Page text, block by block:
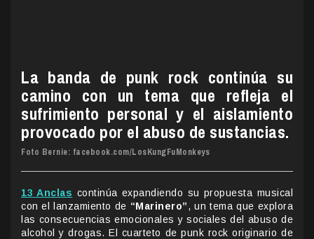
La banda de punk rock continúa su
camino con un tema que refleja el
sufrimiento personal y el aislamiento
provocado por el abuso de sustancias.
Foto Bernie: facebook.com/LosKungFuMonkeys
13 Anclas continúa expandiendo su propuesta musical
con el lanzamiento de “Marinero”, un tema que explora
las consecuencias emocionales y sociales del abuso de
alcohol y drogas. El cuarteto de punk rock originario de